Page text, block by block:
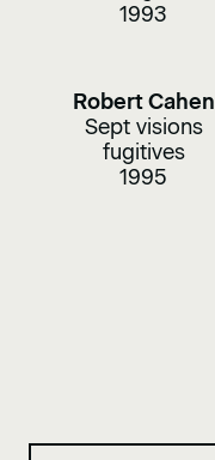
1993
Robert Cahen
Sept visions
fugitives
1995